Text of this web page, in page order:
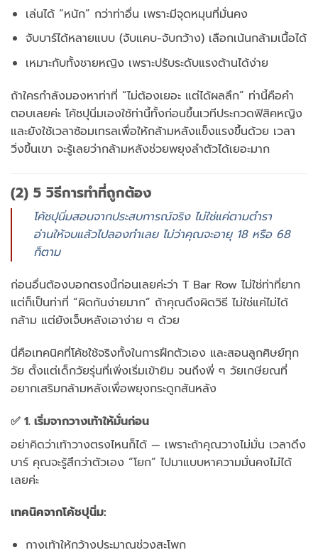
เล่นได้ “หนัก” กว่าท่าอื่น เพราะมีจุดหมุนที่มั่นคง
จับบาร์ได้หลายแบบ (จับแคบ-จับกว้าง) เลือกเน้นกล้ามเนื้อได้
เหมาะกับทั้งชายหญิง เพราะปรับระดับแรงต้านได้ง่าย
ถ้าใครกำลังมองหาท่าที่ “ไม่ต้องเยอะ แต่ได้ผลลึก” ท่านี้คือคำ
ตอบเลยค่ะ โค้ชปุนิ่มเองใช้ท่านี้ทั้งก่อนขึ้นเวทีประกวดฟิสิคหญิง
และยังใช้เวลาซ้อมเทรลเพื่อให้กล้ามหลังแข็งแรงขึ้นด้วย เวลา
วิ่งขึ้นเขา จะรู้เลยว่ากล้ามหลังช่วยพยุงลำตัวได้เยอะมาก
(2) 5 วิธีการทำที่ถูกต้อง
โค้ชปุนิ่มสอนจากประสบการณ์จริง ไม่ใช่แค่ตามตำรา
อ่านให้จบแล้วไปลองทำเลย ไม่ว่าคุณจะอายุ 18 หรือ 68
ก็ตาม
ก่อนอื่นต้องบอกตรงนี้ก่อนเลยค่ะว่า T Bar Row ไม่ใช่ท่าที่ยาก
แต่ก็เป็นท่าที่ “ผิดกันง่ายมาก” ถ้าคุณดึงผิดวิธี ไม่ใช่แค่ไม่ได้
กล้าม แต่ยังเจ็บหลังเอาง่าย ๆ ด้วย
นี่คือเทคนิคที่โค้ชใช้จริงทั้งในการฝึกตัวเอง และสอนลูกศิษย์ทุก
วัย ตั้งแต่เด็กวัยรุ่นที่เพิ่งเริ่มเข้ายิม จนถึงพี่ ๆ วัยเกษียณที่
อยากเสริมกล้ามหลังเพื่อพยุงกระดูกสันหลัง
✅ 1. เริ่มจากวางเท้าให้มั่นก่อน
อย่าคิดว่าเท้าวางตรงไหนก็ได้ — เพราะถ้าคุณวางไม่มั่น เวลาดึง
บาร์ คุณจะรู้สึกว่าตัวเอง “โยก” ไปมาแบบหาความมั่นคงไม่ได้
เลยค่ะ
เทคนิคจากโค้ชปุนิ่ม:
กางเท้าให้กว้างประมาณช่วงสะโพก